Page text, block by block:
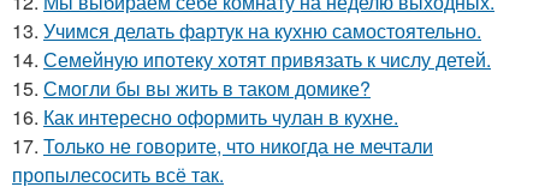
13. Учимся делать фартук на кухню самостоятельно.
14. Семейную ипотеку хотят привязать к числу детей.
15. Смогли бы вы жить в таком домике?
16. Как интересно оформить чулан в кухне.
17. Только не говорите, что никогда не мечтали
пропылесосить всё так.